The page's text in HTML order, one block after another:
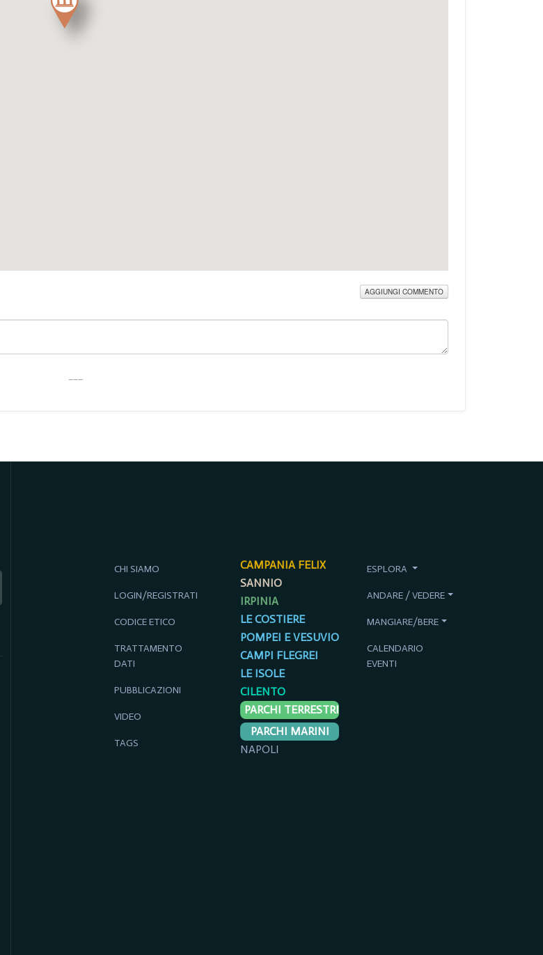
AGGIUNGI COMMENTO
CHI SIAMO
LOGIN/REGISTRATI
CODICE ETICO
TRATTAMENTO
DATI
PUBBLICAZIONI
VIDEO
TAGS
CAMPANIA FELIX
SANNIO
IRPINIA
LE COSTIERE
POMPEI E VESUVIO
CAMPI FLEGREI
LE ISOLE
CILENTO
PARCHI TERRESTRI
PARCHI MARINI
NAPOLI
ESPLORA
ANDARE / VEDERE
MANGIARE/BERE
CALENDARIO
EVENTI